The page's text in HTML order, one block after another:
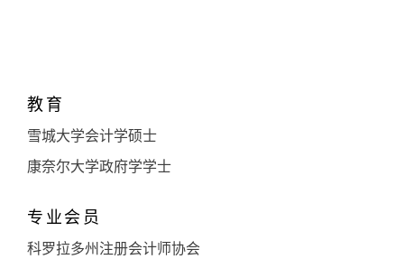
教育
雪城大学会计学硕士
康奈尔大学政府学学士
专业会员
科罗拉多州注册会计师协会